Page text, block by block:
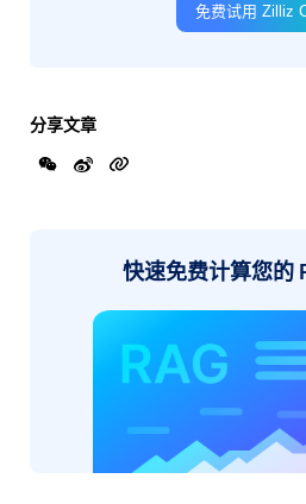
免费试用 Zilliz
分享文章
快速免费计算您的